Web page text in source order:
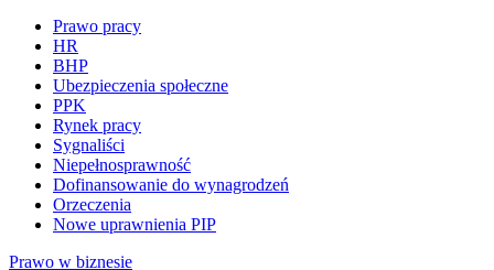
Prawo pracy
HR
BHP
Ubezpieczenia społeczne
PPK
Rynek pracy
Sygnaliści
Niepełnosprawność
Dofinansowanie do wynagrodzeń
Orzeczenia
Nowe uprawnienia PIP
Prawo w biznesie